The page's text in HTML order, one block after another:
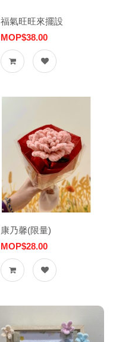
福氣旺旺來擺設
MOP$38.00
康乃馨(限量)
MOP$28.00